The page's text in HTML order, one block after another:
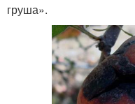
груша».